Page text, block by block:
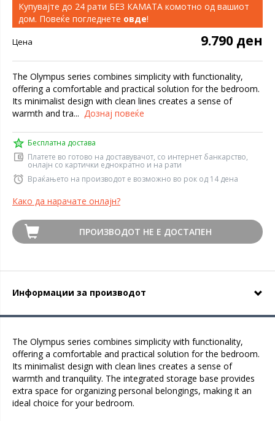
Купувајте до 24 рати БЕЗ КАМАТА комотно од вашиот
дом. Повеќе погледнете овде!
Цена 9.790 ден
The Olympus series combines simplicity with functionality,
offering a comfortable and practical solution for the bedroom.
Its minimalist design with clean lines creates a sense of
warmth and tra... Дознај повеќе
Бесплатна достава
Платете во готово на доставувачот, со интернет банкарство,
онлајн со картички еднократно и на рати
Враќањето на производот е возможно во рок од 14 дена
Како да нарачате онлајн?
ПРОИЗВОДОТ НЕ Е ДОСТАПЕН
Информации за производот
The Olympus series combines simplicity with functionality,
offering a comfortable and practical solution for the bedroom.
Its minimalist design with clean lines creates a sense of
warmth and tranquility. The integrated storage base provides
extra space for organizing personal belongings, making it an
ideal choice for your bedroom.